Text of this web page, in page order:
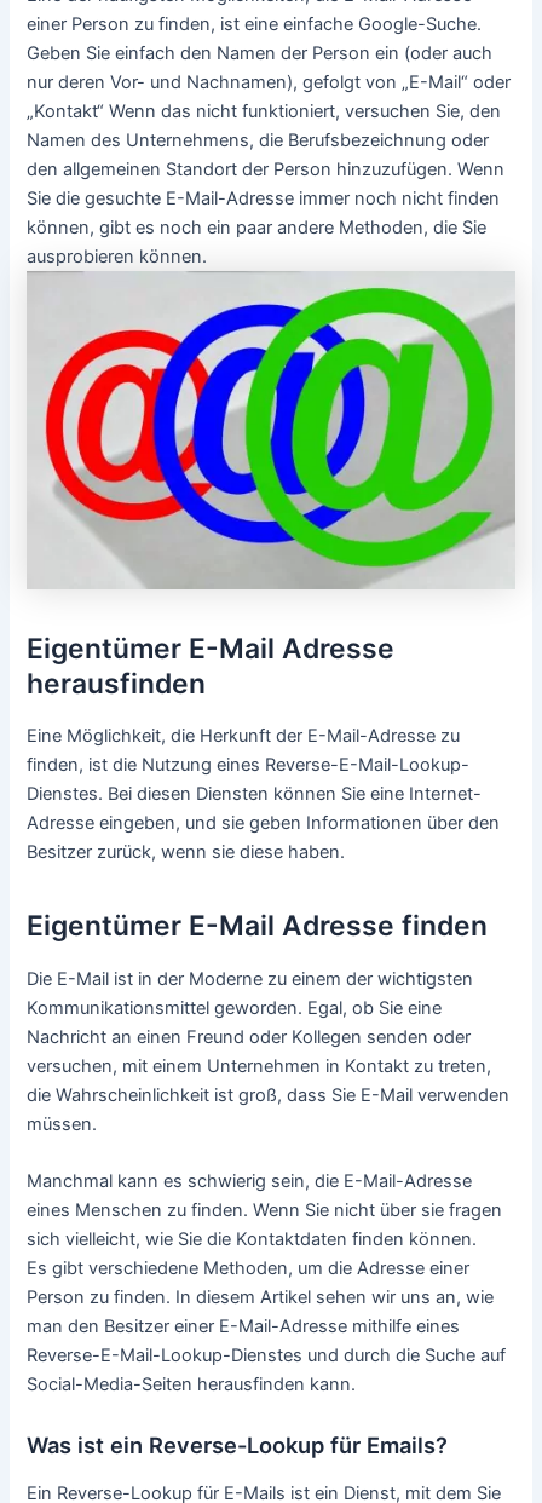
jedoch keine Antwort erhaltenes gibt auch andere
Methoden, um den Eigentümer ausfindig zu machen.
Eine Möglichkeit, den Besitzer einer E-Mail-Adresse
herauszufinden, besteht darin, einen Reverse-E-Mail-
Lookup-Dienst zu nutzen. Bei diesen Diensten können Sie
eine E-Mail eingeben, und sie geben Informationen über
den Eigentümer zurück, wenn sie diese in der Datenbank
haben. Zu diesen Informationen kann auch der Name
gehören, Standort und Kontaktinformationen des
Eine weitere Möglichkeit, den Inhaber der E-Mail
herauszufinden, ist eine Suche in sozialen Medien. Viele
Menschen verwenden ihre E-Mail als Nutzernamen auf
Internetseiten sozialer Medien. Wenn Sie also die E-Mail-
Adresse in eine Suchmaschine eingeben, können Sie
möglicherweise die sozialen Medien der Person finden.
Eine der häufigsten Möglichkeiten, die E-Mail-Adresse
einer Person zu finden, ist eine einfache Google-Suche.
nur deren Vor- und Nachnamen), gefolgt von „E-Mail“ oder
„Kontakt“ Wenn das nicht funktioniert, versuchen Sie, den
den allgemeinen Standort der Person hinzuzufügen. Wenn
Sie die gesuchte E-Mail-Adresse immer noch nicht finden
können, gibt es noch ein paar andere Methoden, die Sie
ausprobieren können.
Eigentümer E-Mail Adresse
herausfinden
Eine Möglichkeit, die Herkunft der E-Mail-Adresse zu
finden, ist die Nutzung eines Reverse-E-Mail-Lookup-
Dienstes. Bei diesen Diensten können Sie eine Internet-
Adresse eingeben, und sie geben Informationen über den
Eigentümer E-Mail Adresse finden